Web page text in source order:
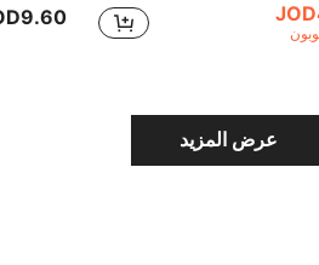
عرض المزيد